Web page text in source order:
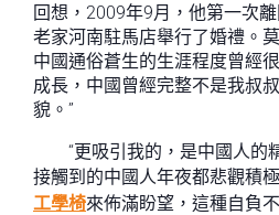
回想，2009年9月，他第一次
老家河南駐馬店舉行了婚禮。
中國通俗蒼生的生涯程度曾經
成長，中國曾經完整不是我叔
貌。”
“更吸引我的，是中國人的
接觸到的中國人年夜都悲觀積
工學椅來佈滿盼望，這種自負